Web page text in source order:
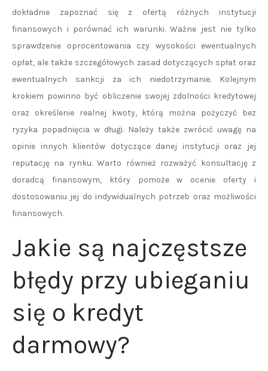
dokładnie zapoznać się z ofertą różnych instytucji
finansowych i porównać ich warunki. Ważne jest nie tylko
sprawdzenie oprocentowania czy wysokości ewentualnych
opłat, ale także szczegółowych zasad dotyczących spłat oraz
ewentualnych sankcji za ich niedotrzymanie. Kolejnym
krokiem powinno być obliczenie swojej zdolności kredytowej
oraz określenie realnej kwoty, którą można pożyczyć bez
ryzyka popadnięcia w długi. Należy także zwrócić uwagę na
opinie innych klientów dotyczące danej instytucji oraz jej
reputację na rynku. Warto również rozważyć konsultację z
doradcą finansowym, który pomoże w ocenie oferty i
dostosowaniu jej do indywidualnych potrzeb oraz możliwości
finansowych.
Jakie są najczęstsze
błędy przy ubieganiu
się o kredyt
darmowy?